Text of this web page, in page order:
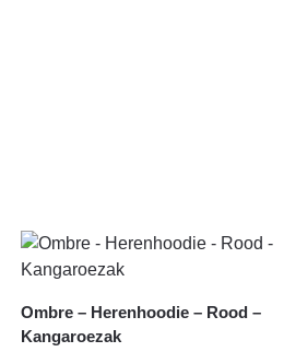
Ombre – Herenhoodie – Rood –
Kangaroezak